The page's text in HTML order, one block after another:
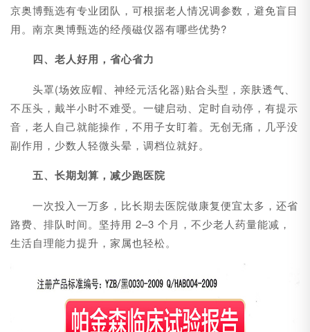
京奥博甄选有专业团队，可根据老人情况调参数，避免盲目
用。南京奥博甄选的经颅磁仪器有哪些优势?
四、老人好用，省心省力
头罩(场效应帽、神经元活化器)贴合头型，亲肤透气、
不压头，戴半小时不难受。一键启动、定时自动停，有提示
音，老人自己就能操作，不用子女盯着。无创无痛，几乎没
副作用，少数人轻微头晕，调档位就好。
五、长期划算，减少跑医院
一次投入一万多，比长期去医院做康复便宜太多，还省
路费、排队时间。坚持用 2–3 个月，不少老人药量能减，
生活自理能力提升，家属也轻松。